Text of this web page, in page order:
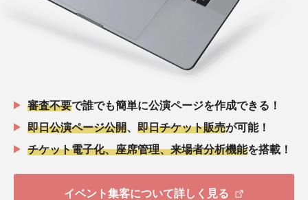
審査不要で誰でも簡単に公演ページを作成できる！
即日公演ページ公開、 即日チケット販売が可能！
チケット電子化、座席管理、来場者分析機能を搭載！
イベント集客について詳しく見る